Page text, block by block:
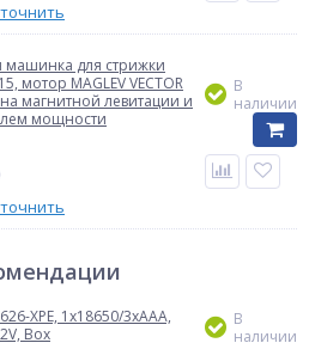
машинка для стрижки
мотор MAGLEV VECTOR
магнитной левитации и
мощности
В
наличии
XPE, 1х18650/3xAAA,
Box
В
наличии